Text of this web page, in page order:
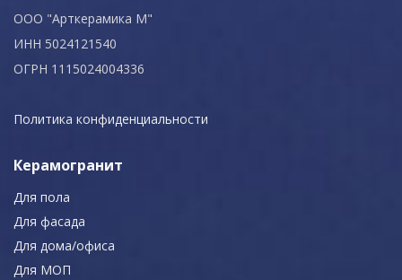
ООО "Арткерамика М"
ИНН 5024121540
ОГРН 1115024004336
Политика конфиденциальности
Керамогранит
Для пола
Для фасада
Для дома/офиса
Для МОП